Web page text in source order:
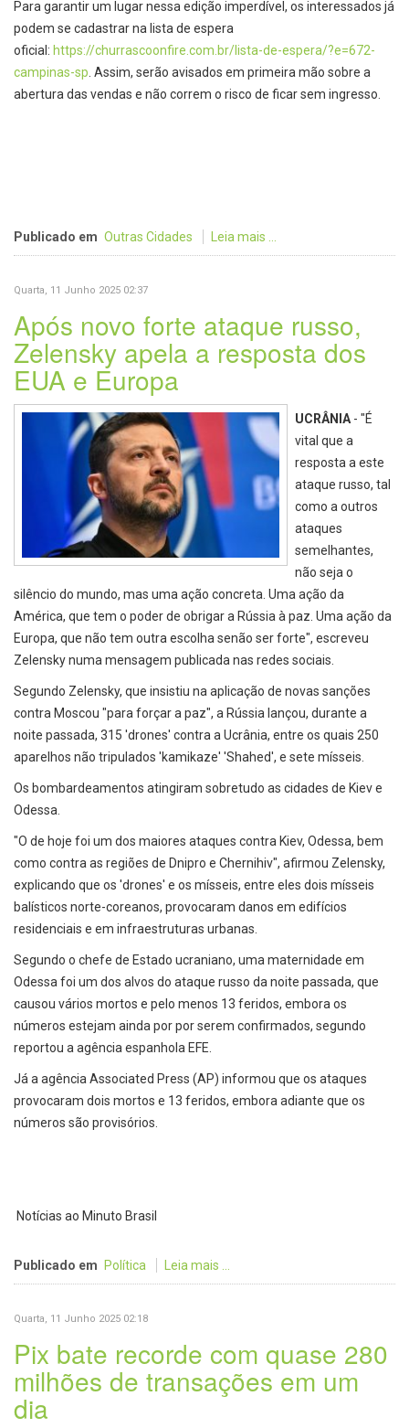
Para garantir um lugar nessa edição imperdível, os interessados já
podem se cadastrar na lista de espera
oficial: https://churrascoonfire.com. br/lista-de-espera/?e=672-
campinas-sp . Assim, serão avisados em primeira mão sobre a
abertura das vendas e não correm o risco de ficar sem ingresso.
Publicado em Outras Cidades Leia mais ...
Quarta, 11 Junho 2025 02:37
Após novo forte ataque russo,
Zelensky apela a resposta dos
EUA e Europa
UCRÂNIA - "É
vital que a
resposta a este
ataque russo, tal
como a outros
ataques
semelhantes,
não seja o
silêncio do mundo, mas uma ação concreta. Uma ação da
América, que tem o poder de obrigar a Rússia à paz. Uma ação da
Europa, que não tem outra escolha senão ser forte", escreveu
Zelensky numa mensagem publicada nas redes sociais.
Segundo Zelensky, que insistiu na aplicação de novas sanções
contra Moscou "para forçar a paz", a Rússia lançou, durante a
noite passada, 315 'drones' contra a Ucrânia, entre os quais 250
aparelhos não tripulados 'kamikaze' 'Shahed', e sete mísseis.
Os bombardeamentos atingiram sobretudo as cidades de Kiev e
Odessa.
"O de hoje foi um dos maiores ataques contra Kiev, Odessa, bem
como contra as regiões de Dnipro e Chernihiv", afirmou Zelensky,
explicando que os 'drones' e os mísseis, entre eles dois mísseis
balísticos norte-coreanos, provocaram danos em edifícios
residenciais e em infraestruturas urbanas.
Segundo o chefe de Estado ucraniano, uma maternidade em
Odessa foi um dos alvos do ataque russo da noite passada, que
causou vários mortos e pelo menos 13 feridos, embora os
números estejam ainda por por serem confirmados, segundo
reportou a agência espanhola EFE.
Já a agência Associated Press (AP) informou que os ataques
provocaram dois mortos e 13 feridos, embora adiante que os
números são provisórios.
Notícias ao Minuto Brasil
Publicado em Política Leia mais ...
Quarta, 11 Junho 2025 02:18
Pix bate recorde com quase 280
milhões de transações em um
dia